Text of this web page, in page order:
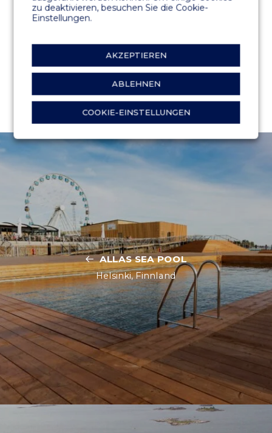
ALLAS SEA POOL
Helsinki, Finnland
zu deaktivieren, besuchen Sie die Cookie-
Einstellungen.
AKZEPTIEREN
ABLEHNEN
COOKIE-EINSTELLUNGEN